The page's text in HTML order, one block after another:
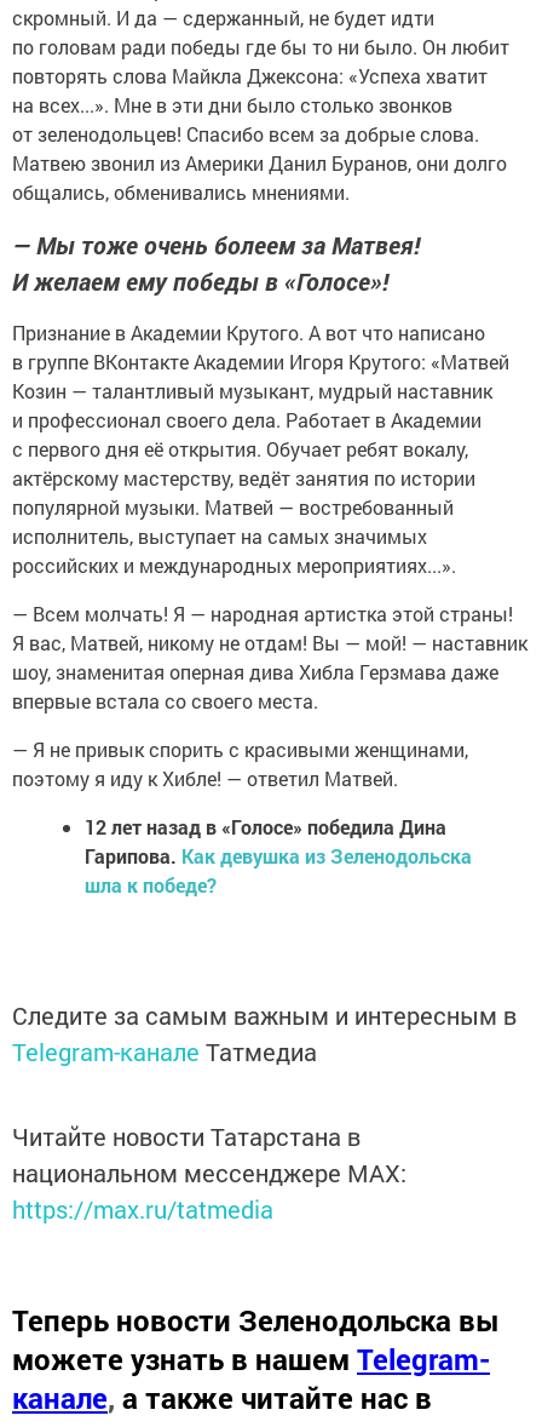
скромный. И да — сдержанный, не будет идти
по головам ради победы где бы то ни было. Он любит
повторять слова Майкла Джексона: «Успеха хватит
на всех...». Мне в эти дни было столько звонков
от зеленодольцев! Спасибо всем за добрые слова.
Матвею звонил из Америки Данил Буранов, они долго
общались, обменивались мнениями.
— Мы тоже очень болеем за Матвея!
И желаем ему победы в «Голосе»!
Признание в Академии Крутого. А вот что написано
в группе ВКонтакте Академии Игоря Крутого: «Матвей
Козин — талантливый музыкант, мудрый наставник
и профессионал своего дела. Работает в Академии
с первого дня её открытия. Обучает ребят вокалу,
актёрскому мастерству, ведёт занятия по истории
популярной музыки. Матвей — востребованный
исполнитель, выступает на самых значимых
российских и международных мероприятиях...».
— Всем молчать! Я — народная артистка этой страны!
Я вас, Матвей, никому не отдам! Вы — мой! — наставник
шоу, знаменитая оперная дива Хибла Герзмава даже
впервые встала со своего места.
— Я не привык спорить с красивыми женщинами,
поэтому я иду к Хибле! — ответил Матвей.
12 лет назад в «Голосе» победила Дина
Гарипова. Как девушка из Зеленодольска
шла к победе?
Следите за самым важным и интересным в
Telegram-канале Татмедиа
Читайте новости Татарстана в
национальном мессенджере MАХ:
https://max.ru/tatmedia
Теперь новости Зеленодольска вы
можете узнать в нашем Telegram-
канале, а также читайте нас в